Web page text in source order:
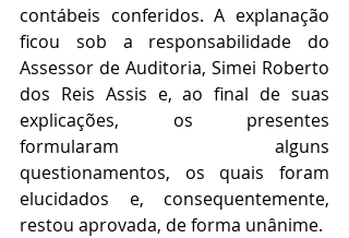
contábeis conferidos. A explanação
ficou sob a responsabilidade do
Assessor de Auditoria, Simei Roberto
dos Reis Assis e, ao final de suas
explicações, os presentes
formularam alguns
questionamentos, os quais foram
elucidados e, consequentemente,
restou aprovada, de forma unânime.